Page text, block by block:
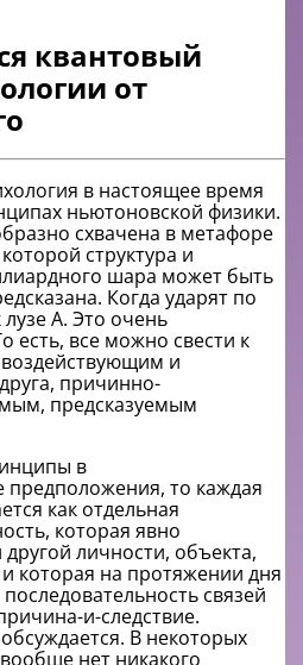
квантовый
от
в настоящее время
ньютоновской физики.
схвачена в метафоре
структура и
шара может быть
Когда ударят по
А. Это очень
есть, все можно свести к
и
причинно-
предсказуемым
в
предположения, то каждая
как отдельная
которая явно
личности, объекта,
которая на протяжении дня
связей
и-следствие.
В некоторых
нет никакого